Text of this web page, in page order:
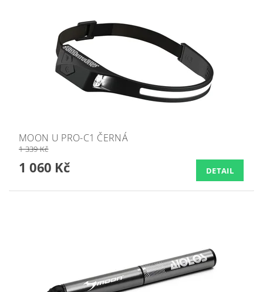
MOON U PRO-C1 ČERNÁ
1 339 Kč
1 060 Kč DETAIL